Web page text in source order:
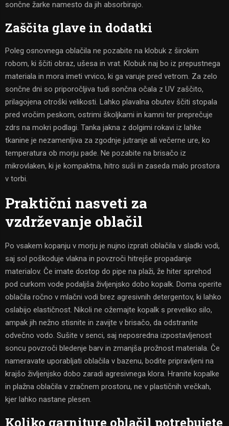
sončne žarke namesto da jih absorbirajo.
Zaščita glave in dodatki
Poleg osnovnega oblačila ne pozabite na klobuk z širokim
robom, ki ščiti obraz, ušesa in vrat. Klobuk naj bo iz prepustnega
materiala in mora imeti vrvico, ki ga varuje pred vetrom. Za zelo
sončne dni so priporočljiva tudi sončna očala z UV zaščito,
prilagojena otroški velikosti. Lahko plavalna obutev ščiti stopala
pred vročim peskom, ostrimi školjkami in kamni ter preprečuje
zdrs na mokri podlagi. Tanka jakna z dolgimi rokavi iz lahke
tkanine je nezamenljiva za zgodnje jutranje ali večerne ure, ko
temperatura ob morju pade. Ne pozabite na brisačo iz
mikrovlaken, ki je kompaktna, hitro suši in zaseda malo prostora
v torbi.
Praktični nasveti za
vzdrževanje oblačil
Po vsakem kopanju v morju je nujno izprati oblačila v sladki vodi,
saj sol poškoduje vlakna in povzroči hitrejše propadanje
materialov. Če imate dostop do pipe na plaži, že hiter sprehod
pod curkom vode podaljša življenjsko dobo kopalk. Doma operite
oblačila ročno v mlačni vodi brez agresivnih detergentov, ki lahko
oslabijo elastičnost. Nikoli ne ožemajte kopalk s preveliko silo,
ampak jih nežno stisnite in zavijte v brisačo, da odstranite
odvečno vodo. Sušite v senci, saj neposredna izpostavljenost
soncu povzroči bledenje barv in zmanjša prožnost materiala. Če
nameravate uporabljati oblačila v bazenu, bodite pripravljeni na
krajšo življenjsko dobo zaradi agresivnega klora. Hranite kopalke
in plažna oblačila v zračnem prostoru, ne v plastičnih vrečkah,
kjer lahko nastane plesen.
Koliko garniture oblačil potrebujete